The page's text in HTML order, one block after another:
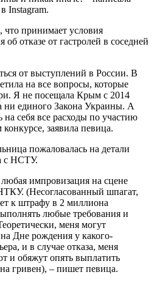
Instagram.
принимает условия
отказе от гастролей в соседней
от выступлений в России. В
на все вопросы, которые
Я не посещала Крым с 2014
ни единого Закона Украины. А
на себя все расходы по участию
заявила певица.
пожаловалась на детали
с НСТУ.
импровизация на сцене
(Несогласованный шпагат,
к штрафу в 2 миллиона
любые требования и
меня могут
на Дне рождения у какого-
и в случае отказа, меня
и обяжут опять выплатить
гривен), – пишет певица.